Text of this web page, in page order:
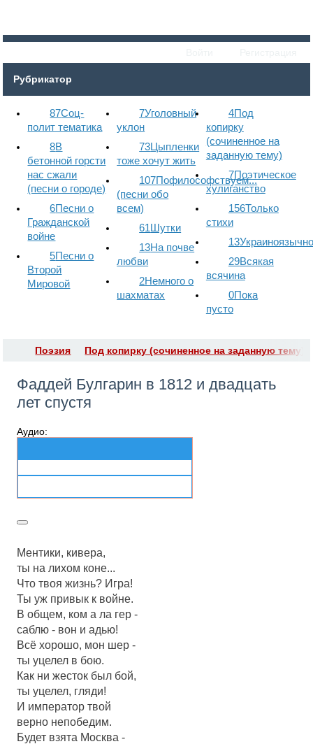
Рубрикатор
87Соц-
полит тематика
8В
бетонной горсти
нас сжали
(песни о городе)
6Песни о
Гражданской
войне
5Песни о
Второй
Мировой
7Уголовный
уклон
73Цыпленки
тоже хочут жить
107Пофилософствуем...
(песни обо
всем)
61Шутки
13На почве
любви
2Немного о
шахматах
4Под
копирку
(сочиненное на
заданную тему)
7Поэтическое
хулиганство
156Только
стихи
13
29Всякая
всячина
0Пока
пусто
Поэзия Под копирку (сочиненное на заданную тему)
Фаддей Булгарин в 1812 и двадцать
лет спустя
Аудио:
Ментики, кивера,
ты на лихом коне...
Что твоя жизнь? Игра!
Ты уж привык к войне.
В общем, ком а ла гер -
саблю - вон и адью!
Всё хорошо, мон шер -
ты уцелел в бою.
Как ни жесток был бой,
ты уцелел, гляди!
И император твой
верно непобедим.
Будет взята Москва -